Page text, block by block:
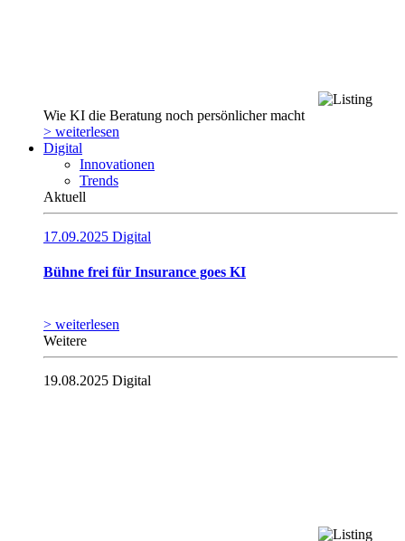
Wie KI die Beratung noch persönlicher macht
> weiterlesen
Digital
Innovationen
Trends
Aktuell
17.09.2025 Digital
Bühne frei für Insurance goes KI
> weiterlesen
Weitere
19.08.2025 Digital